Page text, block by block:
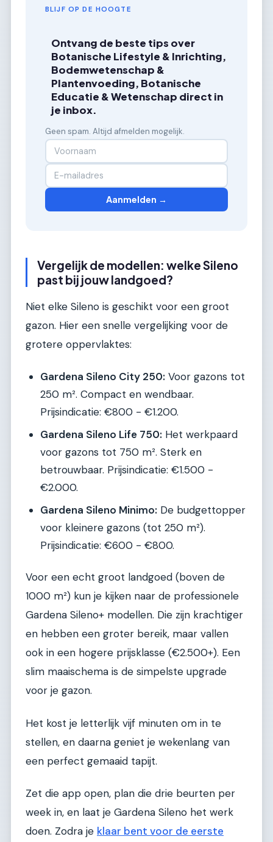
BLIJF OP DE HOOGTE
Ontvang de beste tips over
Botanische Lifestyle & Inrichting,
Bodemwetenschap &
Plantenvoeding, Botanische
Educatie & Wetenschap direct in
je inbox.
Geen spam. Altijd afmelden mogelijk.
Aanmelden →
Vergelijk de modellen: welke Sileno
past bij jouw landgoed?
Niet elke Sileno is geschikt voor een groot
gazon. Hier een snelle vergelijking voor de
grotere oppervlaktes:
Gardena Sileno City 250: Voor gazons tot
250 m². Compact en wendbaar.
Prijsindicatie: €800 - €1.200.
Gardena Sileno Life 750: Het werkpaard
voor gazons tot 750 m². Sterk en
betrouwbaar. Prijsindicatie: €1.500 -
€2.000.
Gardena Sileno Minimo: De budgettopper
voor kleinere gazons (tot 250 m²).
Prijsindicatie: €600 - €800.
Voor een echt groot landgoed (boven de
1000 m²) kun je kijken naar de professionele
Gardena Sileno+ modellen. Die zijn krachtiger
en hebben een groter bereik, maar vallen
ook in een hogere prijsklasse (€2.500+). Een
slim maaischema is de simpelste upgrade
voor je gazon.
Het kost je letterlijk vijf minuten om in te
stellen, en daarna geniet je wekenlang van
een perfect gemaaid tapijt.
Zet die app open, plan die drie beurten per
week in, en laat je Gardena Sileno het werk
doen. Zodra je klaar bent voor de eerste